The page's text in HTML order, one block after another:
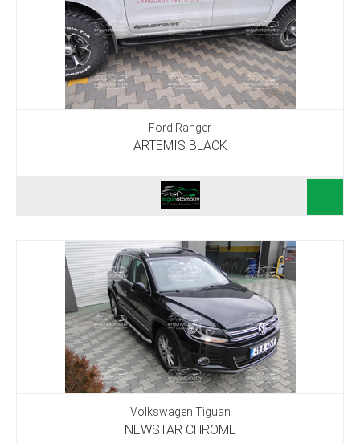
Ford Ranger
ARTEMIS BLACK
Volkswagen Tiguan
NEWSTAR CHROME